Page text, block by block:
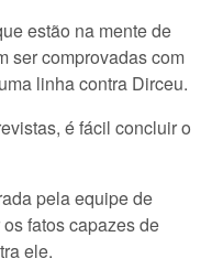
estão na mente de
ser comprovadas com
linha contra Dirceu.
é fácil concluir o
pela equipe de
fatos capazes de
ele.